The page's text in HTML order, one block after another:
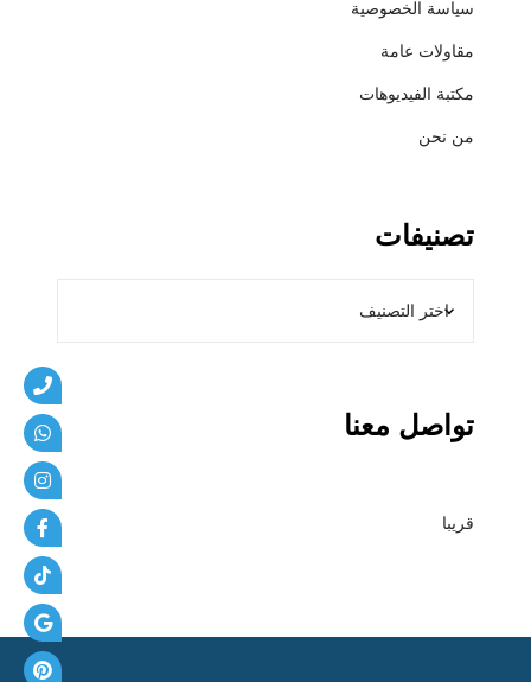
سياسة الخصوصية
مقاولات عامة
مكتبة الفيديوهات
من نحن
تصنيفات
تواصل معنا
قريبا